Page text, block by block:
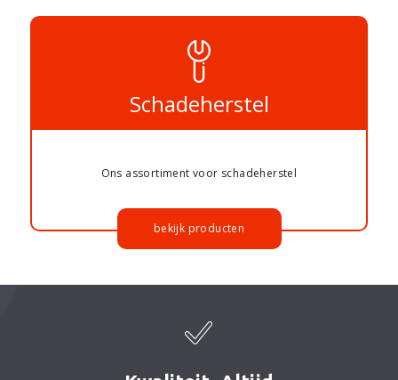
Schadeherstel
Ons assortiment voor schadeherstel
bekijk producten